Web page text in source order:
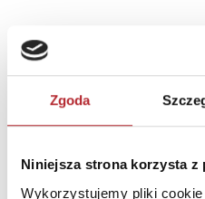
Zgoda
Niniejsza strona korzysta z
Wykorzystujemy pliki
DANE OSOBY
Nazwa
Ulica
ul.
Kod pocztowy
Miasto